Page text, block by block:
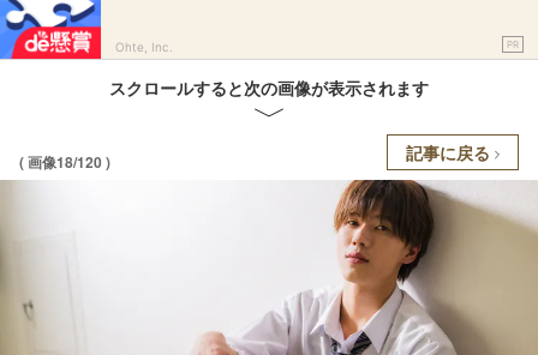
Ohte, Inc. PR
スクロールすると次の画像が表示されます
( 画像18/120 ) 記事に戻る